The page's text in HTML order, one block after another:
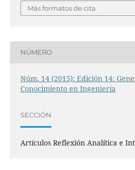
Más formatos de cita
NÚMERO
Núm. 14 (2015): Edición 14:
Conocimiento en Ingeniería
SECCIÓN
Artículos Reflexión Analítica e